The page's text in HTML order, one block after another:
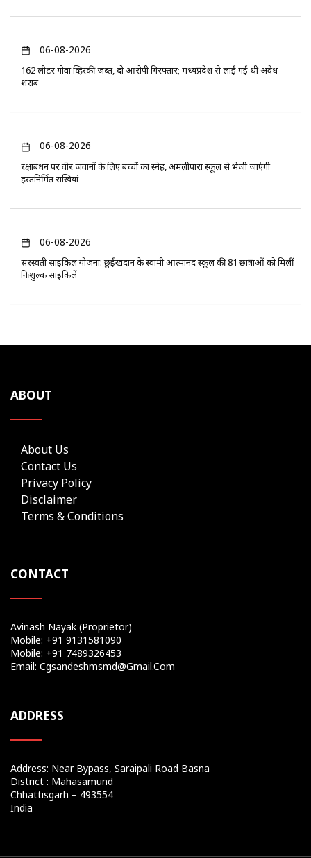
06-08-2026
162 लीटर गोवा व्हिस्की जब्त, दो आरोपी गिरफ्तार; मध्यप्रदेश से लाई गई थी अवैध
शराब
06-08-2026
रक्षाबंधन पर वीर जवानों के लिए बच्चों का स्नेह, अमलीपारा स्कूल से भेजी जाएंगी
हस्तनिर्मित राखियां
06-08-2026
सरस्वती साइकिल योजना: छुईखदान के स्वामी आत्मानंद स्कूल की 81 छात्राओं को मिलीं
निःशुल्क साइकिलें
ABOUT
About Us
Contact Us
Privacy Policy
Disclaimer
Terms & Conditions
CONTACT
Avinash Nayak (Proprietor)
Mobile: +91 9131581090
Mobile: +91 7489326453
Email: Cgsandeshmsmd@gmail.com
ADDRESS
Address: Near Bypass, Saraipali Road Basna
District : Mahasamund
Chhattisgarh – 493554
India